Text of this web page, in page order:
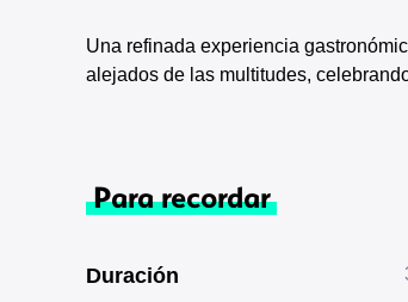
Una refinada experiencia
alejados de las multitudes,
Para recordar
Duración